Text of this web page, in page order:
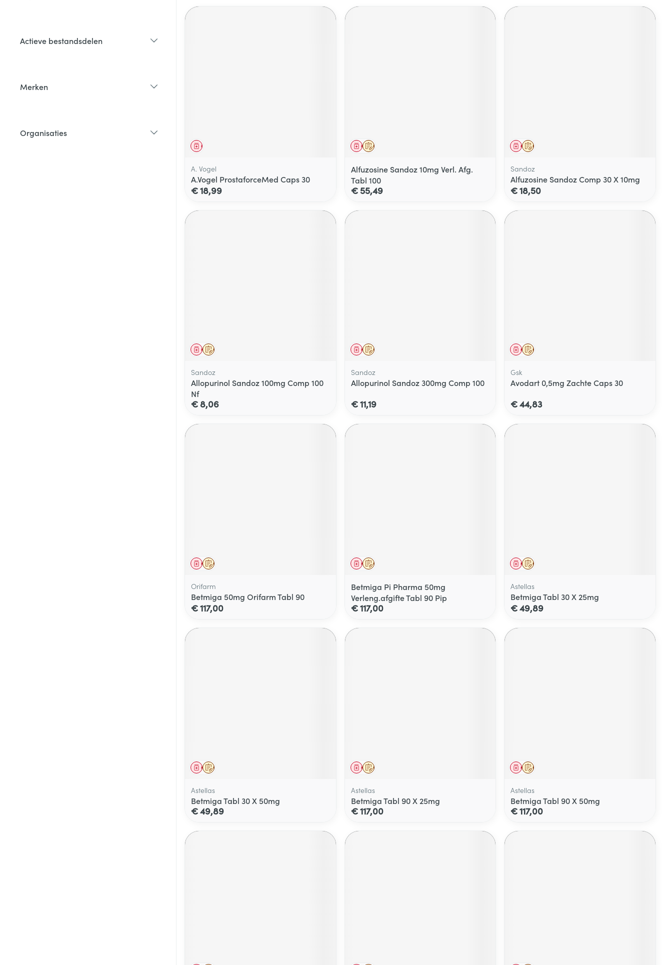
Actieve bestandsdelen
Merken
Organisaties
Geneesmiddel
A. Vogel
A.Vogel ProstaforceMed Caps 30
€ 18,99
Op voorschrift
Geneesmiddel
Alfuzosine Sandoz 10mg Verl. Afg.
Tabl 100
€ 55,49
Op voorschrift
Geneesmiddel
Sandoz
Alfuzosine Sandoz Comp 30 X 10mg
€ 18,50
Op voorschrift
Geneesmiddel
Sandoz
Allopurinol Sandoz 100mg Comp 100
Nf
€ 8,06
Op voorschrift
Geneesmiddel
Sandoz
Allopurinol Sandoz 300mg Comp 100
€ 11,19
Op voorschrift
Geneesmiddel
Gsk
Avodart 0,5mg Zachte Caps 30
€ 44,83
Op voorschrift
Geneesmiddel
Orifarm
Betmiga 50mg Orifarm Tabl 90
€ 117,00
Op voorschrift
Geneesmiddel
Betmiga Pi Pharma 50mg
Verleng.afgifte Tabl 90 Pip
€ 117,00
Op voorschrift
Geneesmiddel
Astellas
Betmiga Tabl 30 X 25mg
€ 49,89
Op voorschrift
Geneesmiddel
Astellas
Betmiga Tabl 30 X 50mg
€ 49,89
Op voorschrift
Geneesmiddel
Astellas
Betmiga Tabl 90 X 25mg
€ 117,00
Op voorschrift
Geneesmiddel
Astellas
Betmiga Tabl 90 X 50mg
€ 117,00